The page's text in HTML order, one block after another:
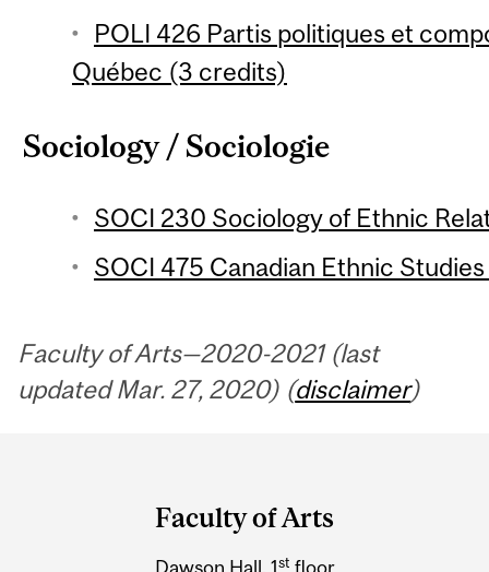
POLI 426 Partis politiques et
Québec (3 credits)
Sociology / Sociologie
SOCI 230 Sociology of Ethnic
SOCI 475 Canadian Ethnic
Faculty of Arts—2020-2021 (last
updated Mar. 27, 2020) (disclaimer)
Faculty of Arts
Dawson Hall, 1st floor